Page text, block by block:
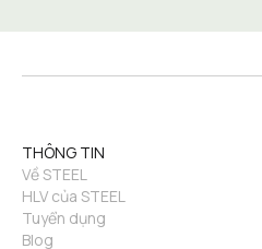
THÔNG TIN
Về STEEL
HLV của STEEL
Tuyển dụng
Blog